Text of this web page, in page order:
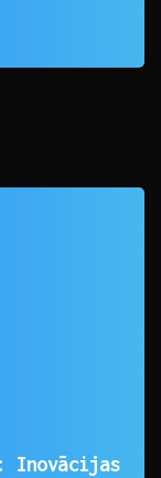
Inovācijas